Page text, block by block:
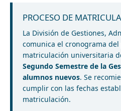
PROCESO DE
La División de Gestiones,
comunica el cronograma del
matriculación universitaria
Segundo Semestre de la
alumnos nuevos. Se
cumplir con las fechas
matriculación.